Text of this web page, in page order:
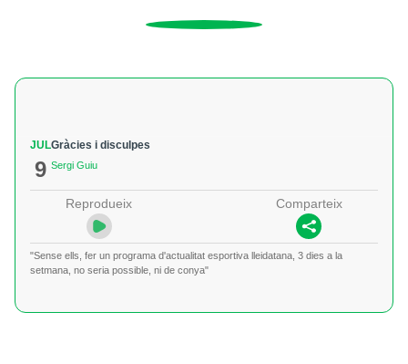
JUL
9
Gràcies i disculpes
Sergi Guiu
Reprodueix Comparteix
"Sense ells, fer un programa d'actualitat esportiva lleidatana, 3 dies a la
setmana, no seria possible, ni de conya"